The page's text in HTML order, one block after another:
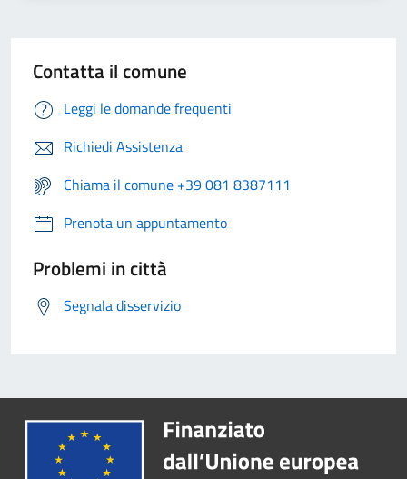
Contatta il comune
Leggi le domande frequenti
Richiedi Assistenza
Chiama il comune +39 081 8387111
Prenota un appuntamento
Problemi in città
Segnala disservizio